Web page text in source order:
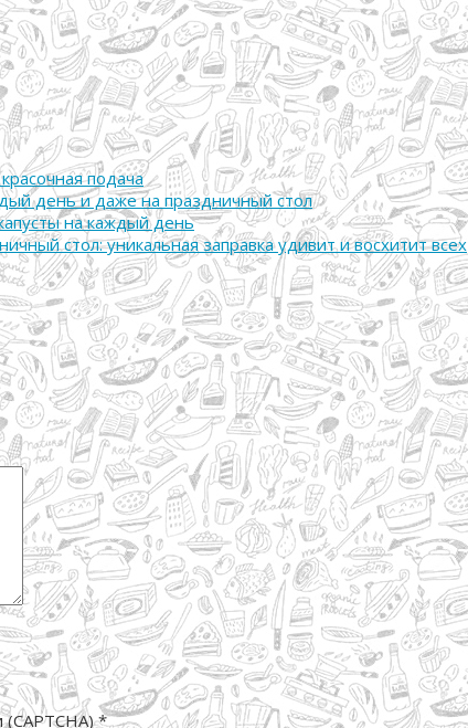
подача
день и даже на праздничный стол
на каждый день
стол: уникальная заправка удивит и восхитит всех
*